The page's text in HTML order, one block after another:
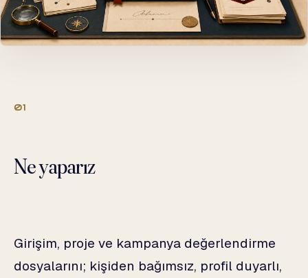
01
Ne yaparız
Girişim, proje ve kampanya değerlendirme
dosyalarını; kişiden bağımsız, profil duyarlı,